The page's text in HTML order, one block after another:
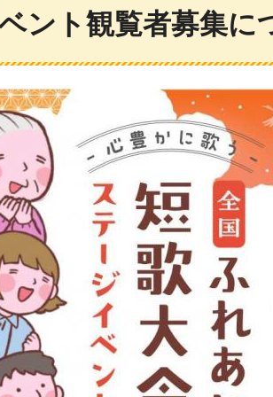
ント観覧者募集に